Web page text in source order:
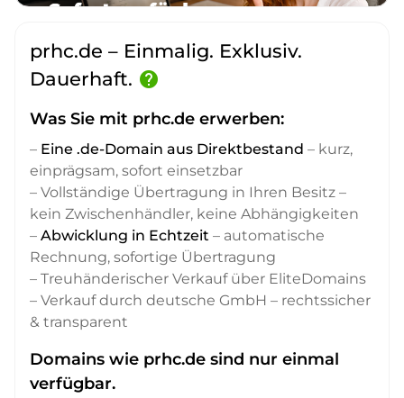
prhc.de – Einmalig. Exklusiv.
Dauerhaft. help
Was Sie mit prhc.de erwerben:
– Eine .de-Domain aus Direktbestand – kurz,
einprägsam, sofort einsetzbar
– Vollständige Übertragung in Ihren Besitz –
kein Zwischenhändler, keine Abhängigkeiten
– Abwicklung in Echtzeit – automatische
Rechnung, sofortige Übertragung
– Treuhänderischer Verkauf über EliteDomains
– Verkauf durch deutsche GmbH – rechtssicher
& transparent
Domains wie prhc.de sind nur einmal
verfügbar.